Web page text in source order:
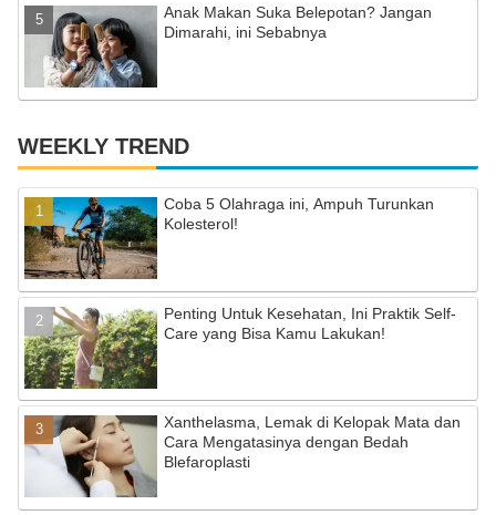
Anak Makan Suka Belepotan? Jangan
Dimarahi, ini Sebabnya
WEEKLY TREND
Coba 5 Olahraga ini, Ampuh Turunkan
Kolesterol!
Penting Untuk Kesehatan, Ini Praktik Self-
Care yang Bisa Kamu Lakukan!
Xanthelasma, Lemak di Kelopak Mata dan
Cara Mengatasinya dengan Bedah
Blefaroplasti